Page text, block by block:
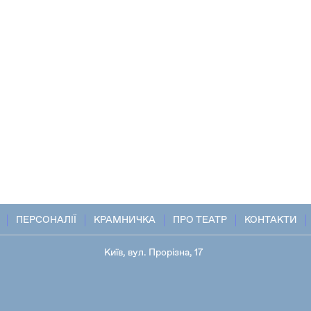
ПЕРСОНАЛІЇ КРАМНИЧКА ПРО ТЕАТР КОНТАКТИ
Київ, вул. Прорізна, 17